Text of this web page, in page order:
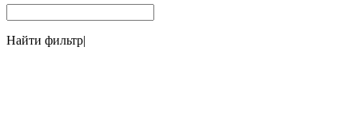
Найти фильтр|